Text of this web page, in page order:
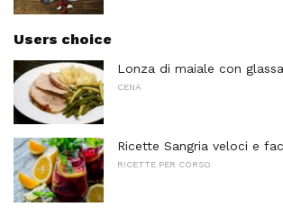
Users choice
Lonza di maiale con
CENA
Ricette Sangria veloci e
RICETTE PER CORSO